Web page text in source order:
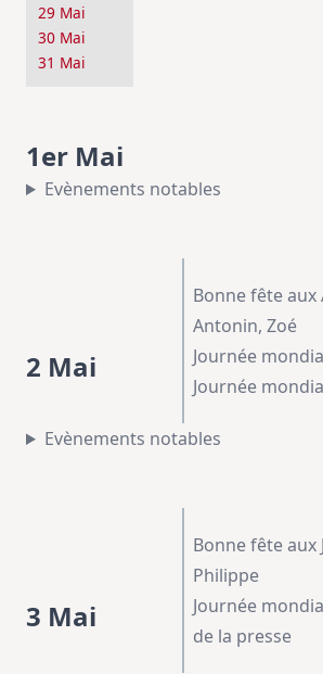
29 Mai
30 Mai
31 Mai
1er Mai
Evènements notables
2 Mai
Bonne fête aux
Antonin, Zoé
Journée
Journée
Evènements notables
3 Mai
Bonne fête aux
Philippe
Journée
de la presse